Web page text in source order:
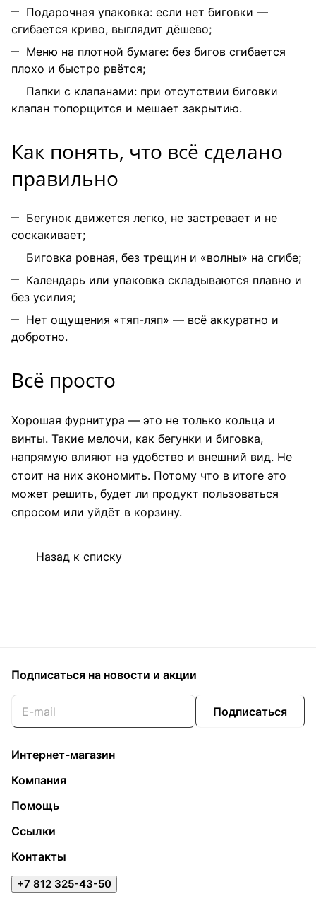
Подарочная упаковка: если нет биговки —
сгибается криво, выглядит дёшево;
Меню на плотной бумаге: без бигов сгибается
плохо и быстро рвётся;
Папки с клапанами: при отсутствии биговки
клапан топорщится и мешает закрытию.
Как понять, что всё сделано
правильно
Бегунок движется легко, не застревает и не
соскакивает;
Биговка ровная, без трещин и «волны» на сгибе;
Календарь или упаковка складываются плавно и
без усилия;
Нет ощущения «тяп-ляп» — всё аккуратно и
добротно.
Всё просто
Хорошая фурнитура — это не только кольца и
винты. Такие мелочи, как бегунки и биговка,
напрямую влияют на удобство и внешний вид. Не
стоит на них экономить. Потому что в итоге это
может решить, будет ли продукт пользоваться
спросом или уйдёт в корзину.
Назад к списку
Подписаться на новости и акции
Подписаться
Интернет-магазин
Компания
Помощь
Ссылки
Контакты
+7 812 325-43-50